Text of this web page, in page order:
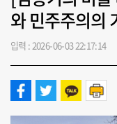
와 민주주의의
입력 : 2026-06-03 22:17:14